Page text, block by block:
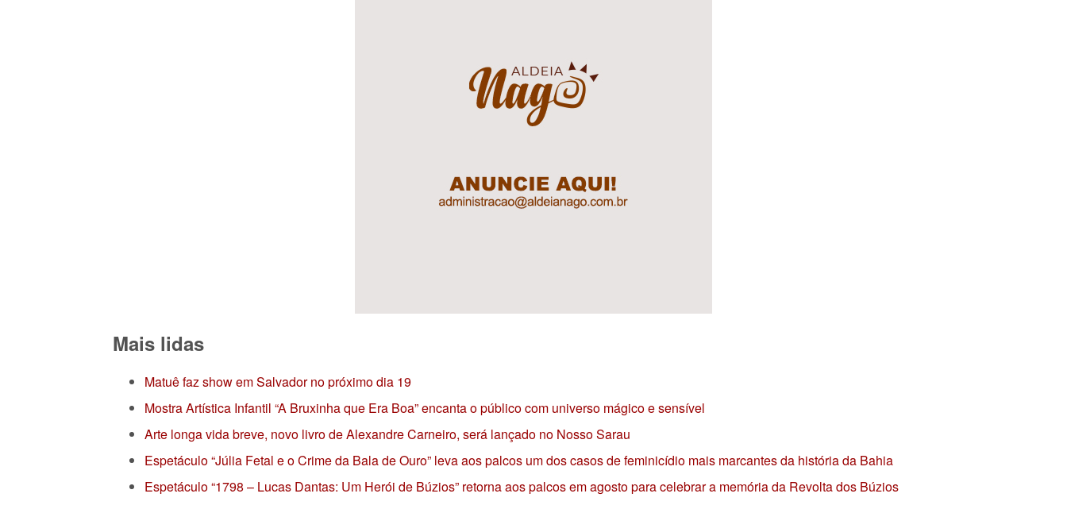
Mais lidas
Matuê faz show em Salvador no próximo dia 19
Mostra Artística Infantil “A Bruxinha que Era Boa” encanta o público com universo mágico e sensível
Arte longa vida breve, novo livro de Alexandre Carneiro, será lançado no Nosso Sarau
Espetáculo “Júlia Fetal e o Crime da Bala de Ouro” leva aos palcos um dos casos de feminicídio mais marcantes da história da Bahia
Espetáculo “1798 – Lucas Dantas: Um Herói de Búzios” retorna aos palcos em agosto para celebrar a memória da Revolta dos Búzios